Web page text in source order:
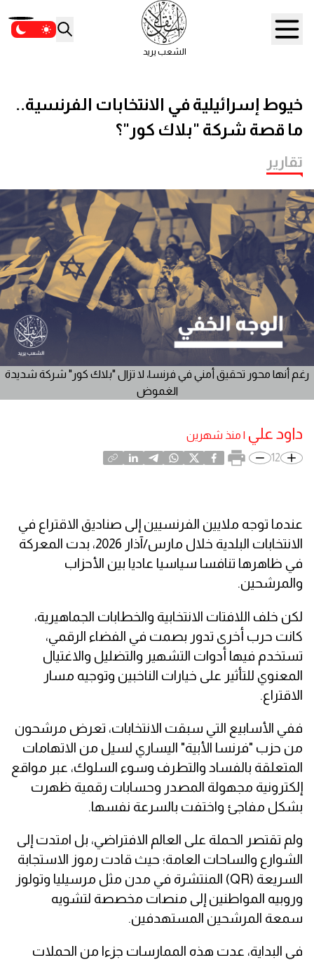
الشعب يريد
خيوط إسرائيلية في الانتخابات الفرنسية..
ما قصة شركة "بلاك كور"؟
تقارير
رغم أنها محور تحقيق أمني في فرنسا، لا تزال "بلاك كور" شركة شديدة
الغموض
داود علي | منذ شهرين
12
عندما توجه ملايين الفرنسيين إلى صناديق الاقتراع في
الانتخابات البلدية خلال مارس/آذار 2026، بدت المعركة
في ظاهرها تنافسا سياسيا عاديا بين الأحزاب
والمرشحين.
لكن خلف اللافتات الانتخابية والخطابات الجماهيرية،
كانت حرب أخرى تدور بصمت في الفضاء الرقمي،
تستخدم فيها أدوات التشهير والتضليل والاغتيال
المعنوي للتأثير على خيارات الناخبين وتوجيه مسار
الاقتراع.
ففي الأسابيع التي سبقت الانتخابات، تعرض مرشحون
من حزب "فرنسا الأبية" اليساري لسيل من الاتهامات
المتعلقة بالفساد والتطرف وسوء السلوك، عبر مواقع
إلكترونية مجهولة المصدر وحسابات رقمية ظهرت
بشكل مفاجئ واختفت بالسرعة نفسها.
ولم تقتصر الحملة على العالم الافتراضي، بل امتدت إلى
الشوارع والساحات العامة؛ حيث قادت رموز الاستجابة
السريعة (QR) المنتشرة في مدن مثل مرسيليا وتولوز
وروبيه المواطنين إلى منصات مخصصة لتشويه
سمعة المرشحين المستهدفين.
في البداية، عدت هذه الممارسات جزءا من الحملات